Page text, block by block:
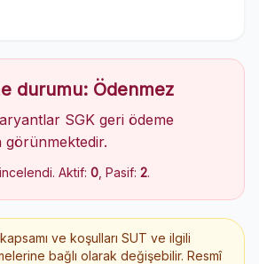
durumu: Ödenmez
SGK geri ödeme
görünmektedir.
Aktif: 0 , Pasif: 2.
ve koşulları SUT ve ilgili
bağlı olarak değişebilir. Resmî